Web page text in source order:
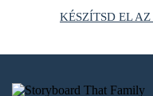
KÉSZÍTSD EL